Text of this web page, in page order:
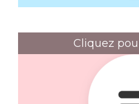
Cliquez
Le menu